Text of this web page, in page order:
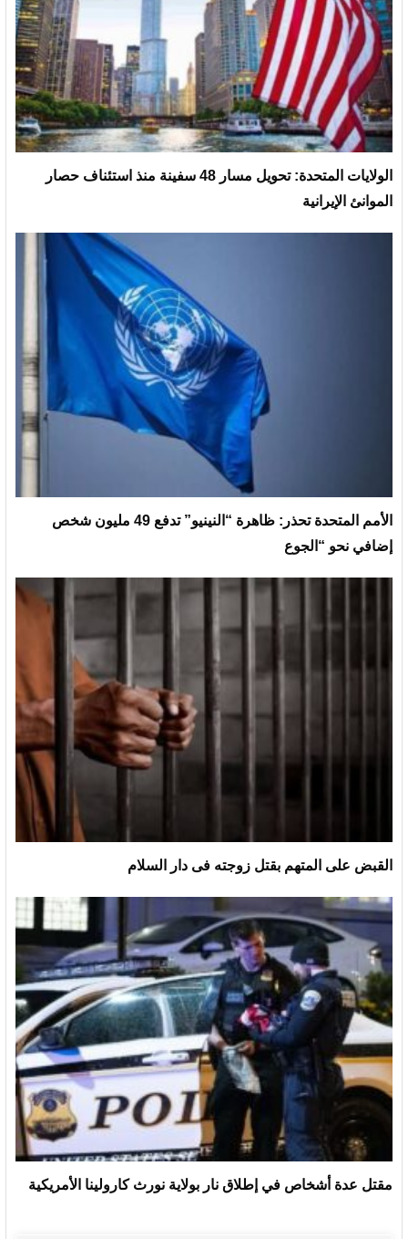
الولايات المتحدة: تحويل مسار 48 سفينة منذ استئناف حصار
الموانئ الإيرانية
الأمم المتحدة تحذر: ظاهرة “النينيو” تدفع 49 مليون شخص
إضافي نحو “الجوع
القبض على المتهم بقتل زوجته فى دار السلام
مقتل عدة أشخاص في إطلاق نار بولاية نورث كارولينا الأمريكية